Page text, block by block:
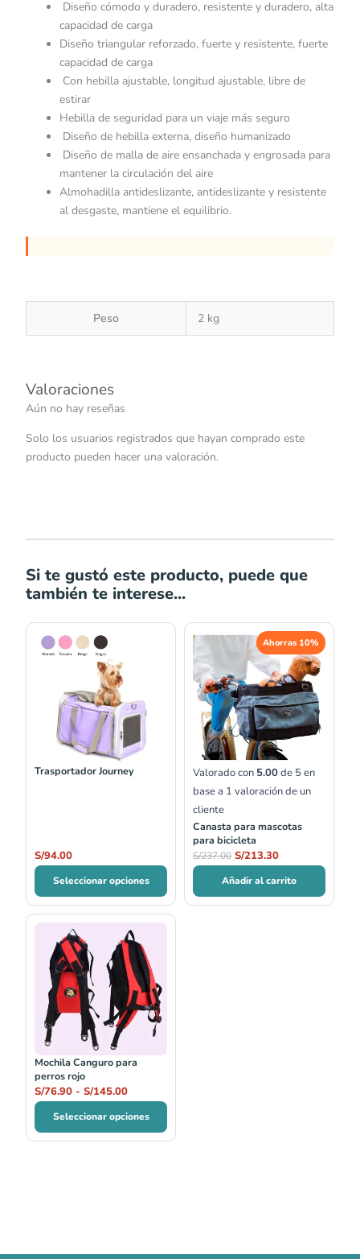
Diseño cómodo y duradero, resistente y duradero, alta
capacidad de carga
Diseño triangular reforzado, fuerte y resistente, fuerte
capacidad de carga
Con hebilla ajustable, longitud ajustable, libre de
estirar
Hebilla de seguridad para un viaje más seguro
Diseño de hebilla externa, diseño humanizado
Diseño de malla de aire ensanchada y engrosada para
mantener la circulación del aire
Almohadilla antideslizante, antideslizante y resistente
al desgaste, mantiene el equilibrio.
Peso 2 kg
Valoraciones
Aún no hay reseñas
Solo los usuarios registrados que hayan comprado este
producto pueden hacer una valoración.
Si te gustó este producto, puede que
también te interese...
Trasportador Journey
S/94.00
Seleccionar opciones
Ahorras 10%
Valorado con 5.00de 5 en
base a 1 valoración de un
cliente
Canasta para mascotas
para bicicleta
S/237.00
precio
original
era:
S/237.00.
S/213.30
El
precio
actual
es:
S/213.30.
Añadir al carrito
Mochila Canguro para
perros rojo
S/76.90 - S/145.00
de
precios:
desde
S/76.90
hasta
S/145.00
Seleccionar opciones